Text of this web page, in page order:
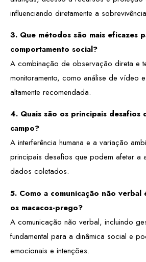
influenciando diretamente a
3. Que métodos são mais eficazes
comportamento social?
A combinação de observação direta e
monitoramento, como análise de vídeo
altamente recomendada.
4. Quais são os principais desafios
campo?
A interferência humana e a variação
principais desafios que podem afetar a
dados coletados.
5. Como a comunicação não verbal
os macacos-prego?
A comunicação não verbal, incluindo
fundamental para a dinâmica social e
emocionais e intenções.